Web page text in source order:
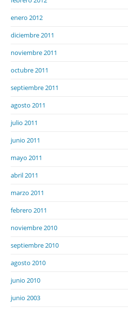
enero 2012
diciembre 2011
noviembre 2011
octubre 2011
septiembre 2011
agosto 2011
julio 2011
junio 2011
mayo 2011
abril 2011
marzo 2011
febrero 2011
noviembre 2010
septiembre 2010
agosto 2010
junio 2010
junio 2003